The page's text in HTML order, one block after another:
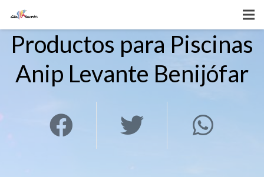
Productos para Piscinas
Anip Levante Benijófar